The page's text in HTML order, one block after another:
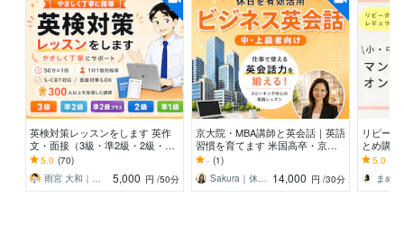
英検対策レッスンをします 英作
文・面接（3級・準2級・2級・準
1級）・S-CBTも対応
5.0 (70)
雨宮 大和｜英語の家庭教師／個別指導
5,000 円 /50分
京大院・MBA講師と英会話｜英語
習慣を育てます 米国高卒・京大
院・MBA・TOEIC985講師とビジ
ネス英語
- (1)
Sakura｜休日ビジネス英会話 14,000 円 /30分
リピー
とめ購
対象マ
回分以
5.0